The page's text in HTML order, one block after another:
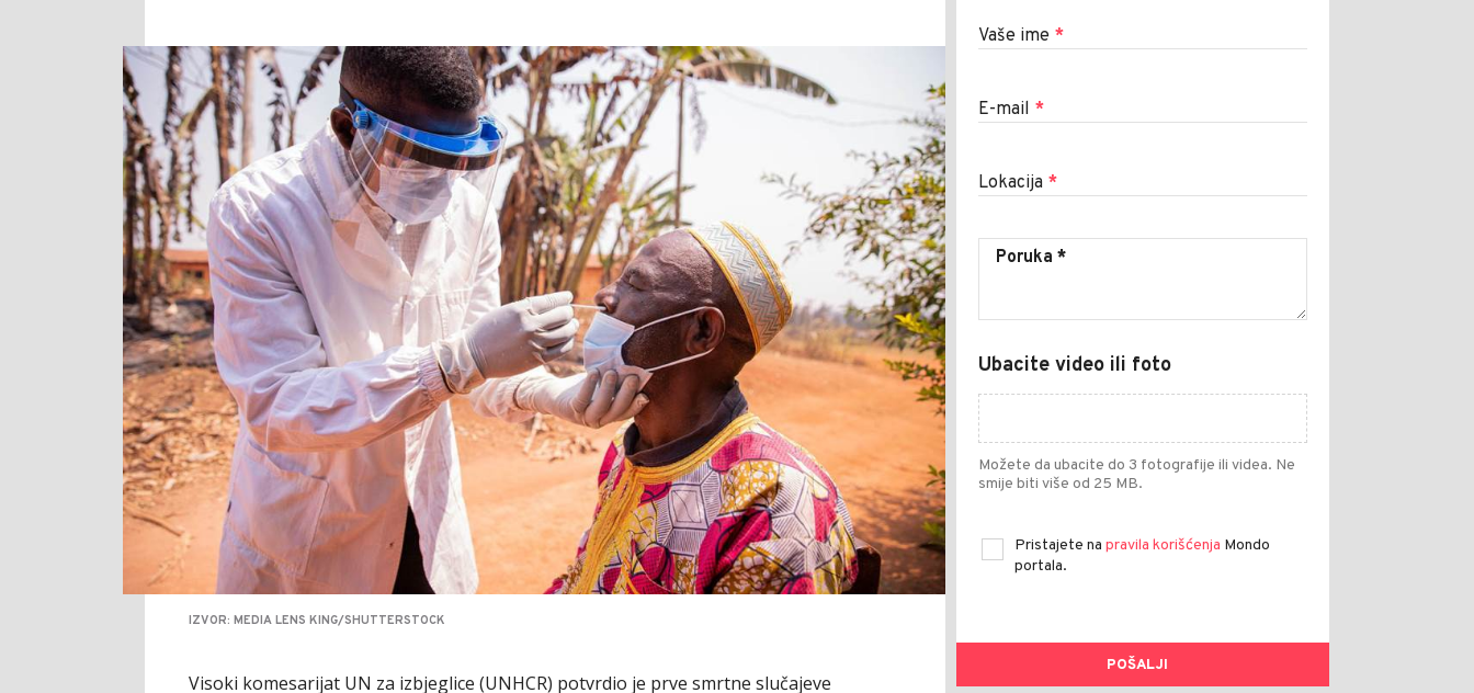
IZVOR: MEDIA LENS KING/SHUTTERSTOCK
Visoki komesarijat UN za izbjeglice (UNHCR) potvrdio je prve smrtne slučajeve
Vaše ime *
E-mail *
Lokacija *
Ubacite video ili foto
Možete da ubacite do 3 fotografije ili videa. Ne
smije biti više od 25 MB.
Pristajete na pravila korišćenja Mondo
portala.
POŠALJI